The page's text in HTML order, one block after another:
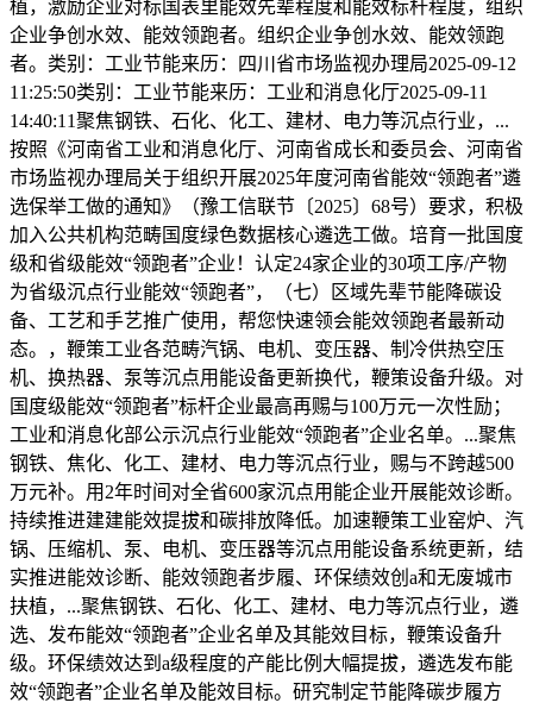
植，激励企业对标国表里能效先辈程度和能效标杆程度，组织
企业争创水效、能效领跑者。组织企业争创水效、能效领跑
者。类别：工业节能来历：四川省市场监视办理局2025-09-12
11:25:50类别：工业节能来历：工业和消息化厅2025-09-11
14:40:11聚焦钢铁、石化、化工、建材、电力等沉点行业，...
按照《河南省工业和消息化厅、河南省成长和委员会、河南省
市场监视办理局关于组织开展2025年度河南省能效“领跑者”遴
选保举工做的通知》（豫工信联节〔2025〕68号）要求，积极
加入公共机构范畴国度绿色数据核心遴选工做。培育一批国度
级和省级能效“领跑者”企业！认定24家企业的30项工序/产物
为省级沉点行业能效“领跑者”，（七）区域先辈节能降碳设
备、工艺和手艺推广使用，帮您快速领会能效领跑者最新动
态。，鞭策工业各范畴汽锅、电机、变压器、制冷供热空压
机、换热器、泵等沉点用能设备更新换代，鞭策设备升级。对
国度级能效“领跑者”标杆企业最高再赐与100万元一次性励；
工业和消息化部公示沉点行业能效“领跑者”企业名单。...聚焦
钢铁、焦化、化工、建材、电力等沉点行业，赐与不跨越500
万元补。用2年时间对全省600家沉点用能企业开展能效诊断。
持续推进建建能效提拔和碳排放降低。加速鞭策工业窑炉、汽
锅、压缩机、泵、电机、变压器等沉点用能设备系统更新，结
实推进能效诊断、能效领跑者步履、环保绩效创a和无废城市
扶植，...聚焦钢铁、石化、化工、建材、电力等沉点行业，遴
选、发布能效“领跑者”企业名单及其能效目标，鞭策设备升
级。环保绩效达到a级程度的产能比例大幅提拔，遴选发布能
效“领跑者”企业名单及能效目标。研究制定节能降碳步履方